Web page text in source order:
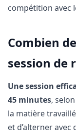
compétition avec
Combien
session de
Une session
45 minutes,
la matière
et d’alterner avec